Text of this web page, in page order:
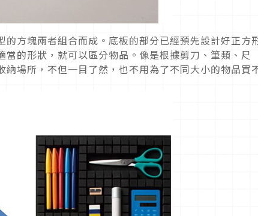
的方塊兩者組合而成。底板的部分已經預先設計好正方
的形狀，就可以區分物品。像是根據剪刀、筆類、尺
場所，不但一目了然，也不用為了不同大小的物品買